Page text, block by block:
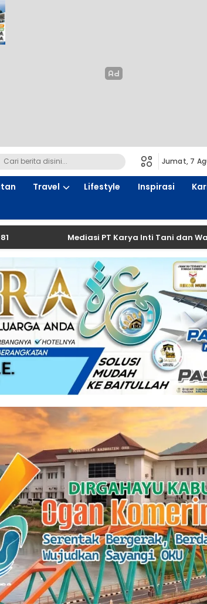
Jumat, 7
Travel Lifestyle Inspirasi
Mediasi PT Karya Inti Tani dan Warga